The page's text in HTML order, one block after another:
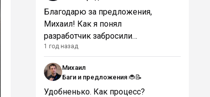
Благодарю за предложения,
Михаил! Как я понял
разработчик забросили
движок Alma и фронт скрипта
не открыли...Поэтому ищу еще
варианты...😟
1 год назад
Михаил
Баги и предложения 🐞📝
Удобненько. Как процесс?